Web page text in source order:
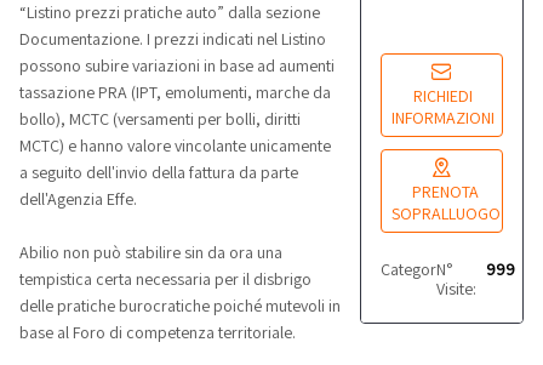
RICHIEDI
INFORMAZIONI
PRENOTA
SOPRALLUOGO
Categoria: Autocarri
N°
Visite:
999
“Listino prezzi pratiche auto” dalla sezione
Documentazione. I prezzi indicati nel Listino
possono subire variazioni in base ad aumenti
tassazione PRA (IPT, emolumenti, marche da
bollo), MCTC (versamenti per bolli, diritti
MCTC) e hanno valore vincolante unicamente
a seguito dell'invio della fattura da parte
dell'Agenzia Effe.
Abilio non può stabilire sin da ora una
tempistica certa necessaria per il disbrigo
delle pratiche burocratiche poiché mutevoli in
base al Foro di competenza territoriale.